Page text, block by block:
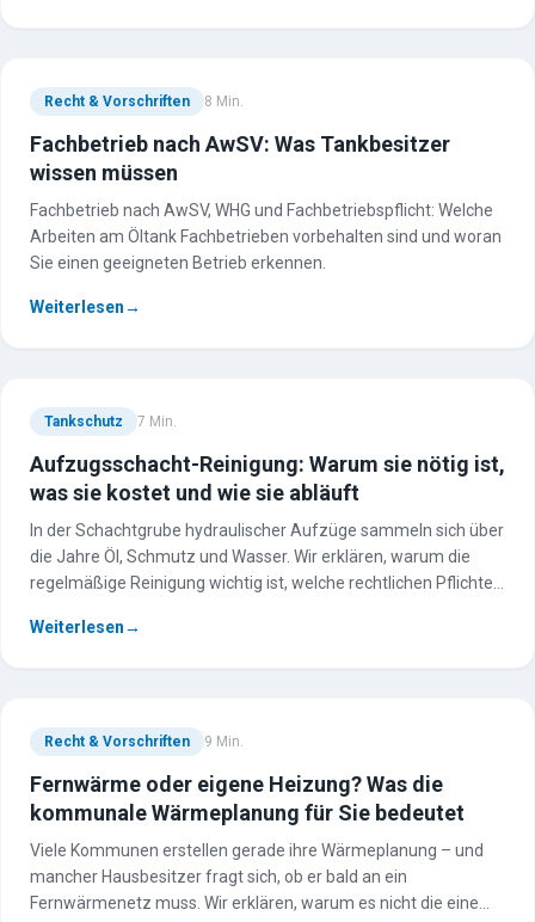
Recht & Vorschriften 8 Min.
Fachbetrieb nach AwSV: Was Tankbesitzer
wissen müssen
Fachbetrieb nach AwSV, WHG und Fachbetriebspflicht: Welche
Arbeiten am Öltank Fachbetrieben vorbehalten sind und woran
Sie einen geeigneten Betrieb erkennen.
Weiterlesen→
Tankschutz 7 Min.
Aufzugsschacht-Reinigung: Warum sie nötig ist,
was sie kostet und wie sie abläuft
In der Schachtgrube hydraulischer Aufzüge sammeln sich über
die Jahre Öl, Schmutz und Wasser. Wir erklären, warum die
regelmäßige Reinigung wichtig ist, welche rechtlichen Pflichten
Ablauf und Kosten rechnen sollten.
Weiterlesen→
Recht & Vorschriften 9 Min.
Fernwärme oder eigene Heizung? Was die
kommunale Wärmeplanung für Sie bedeutet
Viele Kommunen erstellen gerade ihre Wärmeplanung – und
mancher Hausbesitzer fragt sich, ob er bald an ein
Fernwärmenetz muss. Wir erklären, warum es nicht die eine